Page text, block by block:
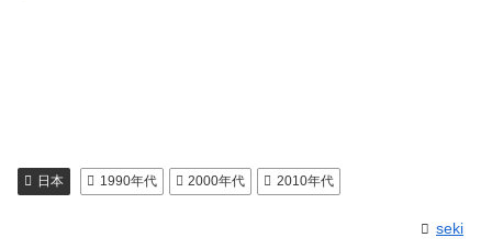
日本 1990年代 2000年代 2010年代
seki